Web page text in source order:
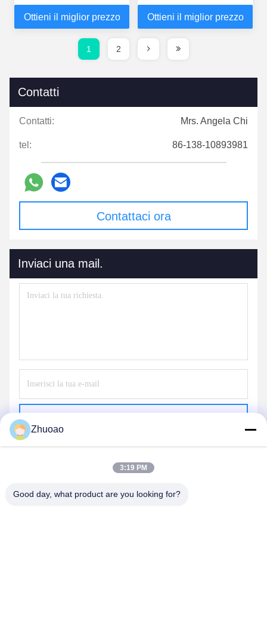
Ottieni il miglior prezzo
Lunghezza flessibile
Ottieni il miglior prezzo
1 2
Contatti
Contatti: Mrs. Angela Chi
tel: 86-138-10893981
Contattaci ora
Inviaci una mail.
Zhuoao
3:19 PM
Good day, what product are you looking for?